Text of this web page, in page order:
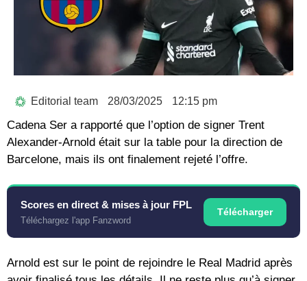
Editorial team 28/03/2025 12:15 pm
Cadena Ser a rapporté que l’option de signer Trent
Alexander-Arnold était sur la table pour la direction de
Barcelone, mais ils ont finalement rejeté l’offre.
Scores en direct & mises à jour FPL
Téléchargez l'app Fanzword
Télécharger
Arnold est sur le point de rejoindre le Real Madrid après